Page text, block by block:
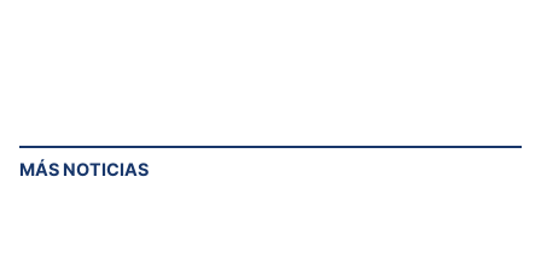
MÁS NOTICIAS